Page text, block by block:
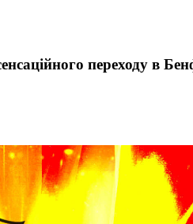
переходу в